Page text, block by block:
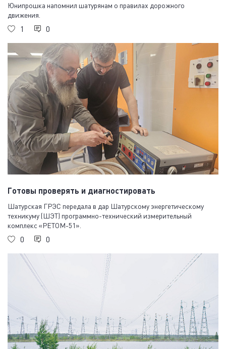
Юнипрошка напомнил шатурянам о правилах дорожного
движения.
1 0
Готовы проверять и диагностировать
Шатурская ГРЭС передала в дар Шатурскому энергетическому
техникуму (ШЭТ) программно-технический измерительный
комплекс «РЕТОМ-51».
0 0